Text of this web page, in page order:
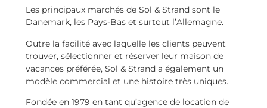
Les principaux marchés de Sol & Strand sont le
Danemark, les Pays-Bas et surtout l’Allemagne.
Outre la facilité avec laquelle les clients peuvent
trouver, sélectionner et réserver leur maison de
vacances préférée, Sol & Strand a également un
modèle commercial et une histoire très uniques.
Fondée en 1979 en tant qu’agence de location de